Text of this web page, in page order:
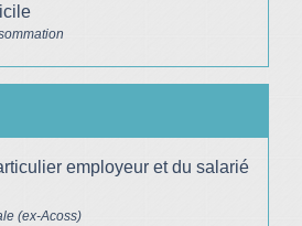
employeur et du salarié
(ex-Acoss)